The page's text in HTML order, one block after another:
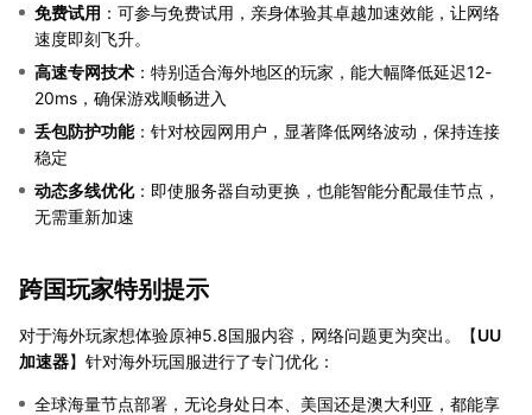
免费试用 ：可参与免费试用，亲身体验其卓越加速效能，让网络
速度即刻飞升。
高速专网技术 ：特别适合海外地区的玩家，能大幅降低延迟12-
20ms，确保游戏顺畅进入
丢包防护功能：针对校园网用户，显著降低网络波动，保持连接
稳定
动态多线优化：即使服务器自动更换，也能智能分配最佳节点，
无需重新加速
跨国玩家特别提示
对于海外玩家想体验原神5.8国服内容，网络问题更为突出。【UU
加速器】针对海外玩国服进行了专门优化：
全球海量节点部署，无论身处日本、美国还是澳大利亚，都能享